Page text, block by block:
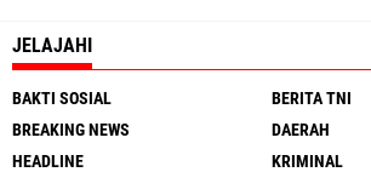
JELAJAHI
BAKTI SOSIAL
BERITA TNI
BREAKING NEWS
DAERAH
HEADLINE
KRIMINAL